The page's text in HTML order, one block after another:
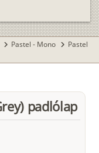
chevron_right Pastel - Mono chevron_right Pastel
padlólap